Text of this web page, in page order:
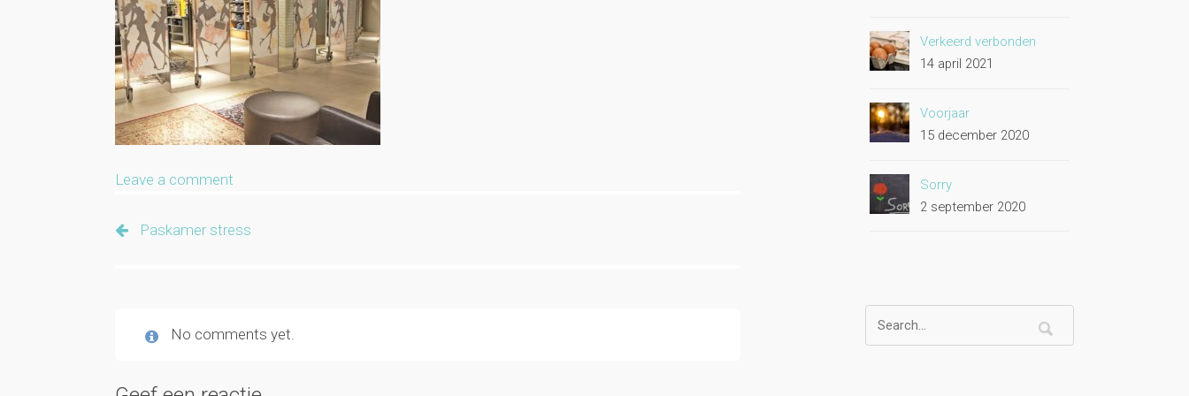
Leave a comment
Paskamer stress
No comments yet.
Verkeerd verbonden
14 april 2021
Voorjaar
15 december 2020
Sorry
2 september 2020